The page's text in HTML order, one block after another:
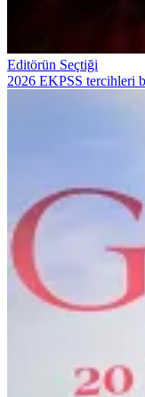
Editörün Seçtiği
2026 EKPSS tercihleri